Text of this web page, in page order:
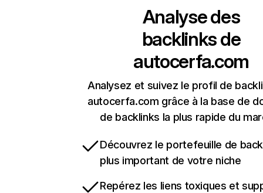
Analyse des
backlinks de
autocerfa.com
Analysez et suivez le profil de
autocerfa.com grâce à la base de
de backlinks la plus rapide du
Découvrez le portefeuille de
plus important de votre niche
Repérez les liens toxiques et